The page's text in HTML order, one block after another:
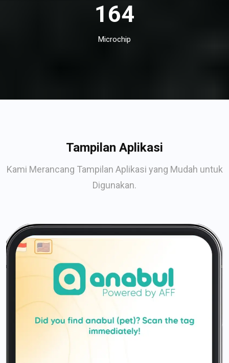
164
Microchip
Tampilan Aplikasi
Kami Merancang Tampilan Aplikasi yang Mudah untuk
Digunakan.